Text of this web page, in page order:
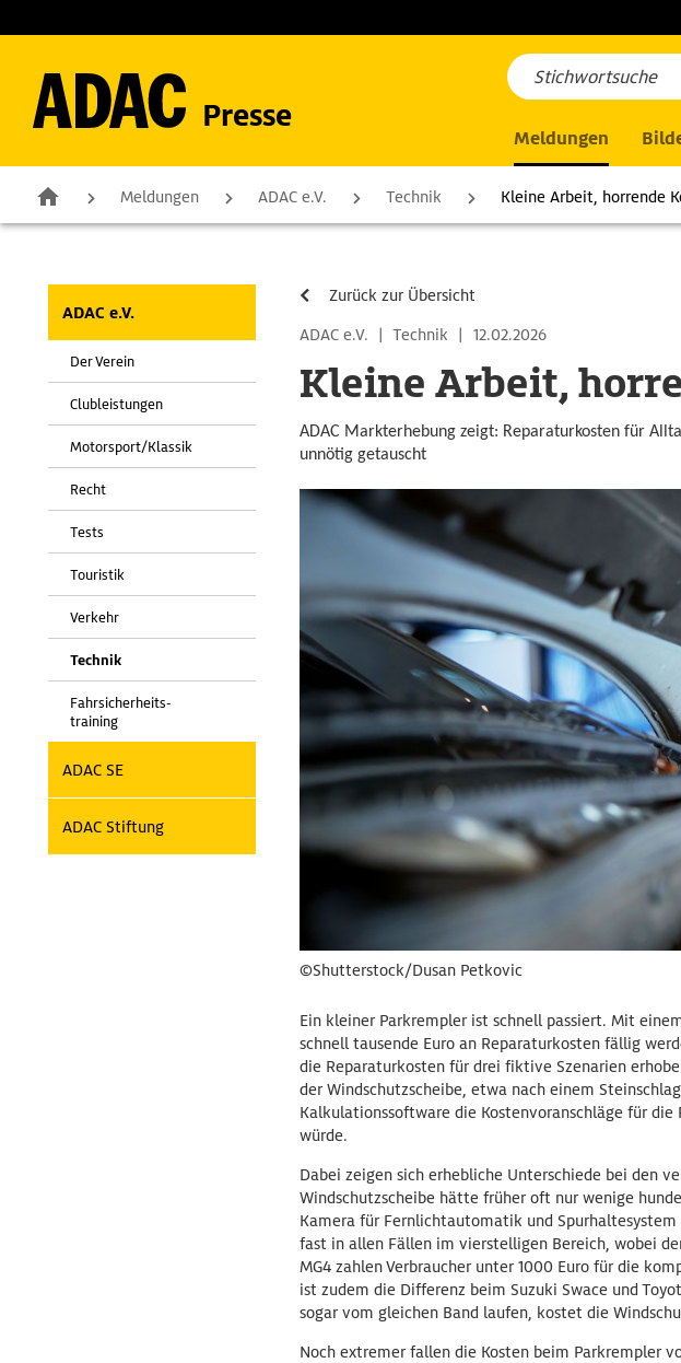
Presse
Meldungen
Meldungen ADAC e.V. Technik Kleine Arbeit, horrende
ADAC e.V.
Der Verein
Clubleistungen
Motorsport/Klassik
Recht
Tests
Touristik
Verkehr
Technik
Fahrsicherheits-
training
ADAC SE
ADAC Stiftung
Zurück zur Übersicht
ADAC e.V.
| Technik | 12.02.2026
Kleine Arbeit,
ADAC Markterhebung zeigt: Reparaturkosten für
unnötig getauscht
©Shutterstock/Dusan Petkovic
Ein kleiner Parkrempler ist schnell passiert. Mit
schnell tausende Euro an Reparaturkosten fällig
die Reparaturkosten für drei fiktive Szenarien
der Windschutzscheibe, etwa nach einem
Kalkulationssoftware die Kostenvoranschläge für
würde.
Dabei zeigen sich erhebliche Unterschiede bei den
Windschutzscheibe hätte früher oft nur wenige
Kamera für Fernlichtautomatik und
fast in allen Fällen im vierstelligen Bereich, wobei
MG4 zahlen Verbraucher unter 1000 Euro für die
ist zudem die Differenz beim Suzuki Swace und
sogar vom gleichen Band laufen, kostet die
Noch extremer fallen die Kosten beim Parkrempler